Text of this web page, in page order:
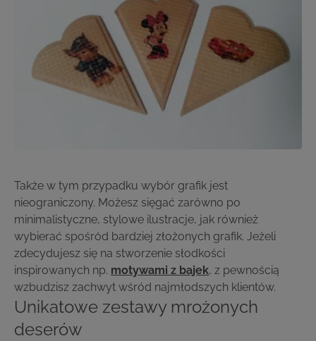
Także w tym przypadku wybór grafik jest
nieograniczony. Możesz sięgać zarówno po
minimalistyczne, stylowe ilustracje, jak również
wybierać spośród bardziej złożonych grafik. Jeżeli
zdecydujesz się na stworzenie słodkości
inspirowanych np. motywami z bajek, z pewnością
wzbudzisz zachwyt wśród najmłodszych klientów.
Unikatowe zestawy mrożonych
deserów